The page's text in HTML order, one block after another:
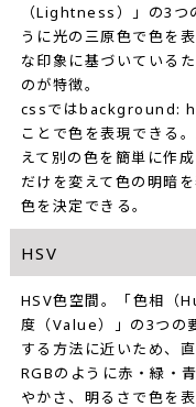
（Lightness）」の3つ
うに光の三原色で色を
な印象に基づいている
のが特徴。
cssではbackground:
ことで色を表現できる
えて別の色を簡単に作
だけを変えて色の明暗
色を決定できる。
HSV
HSV色空間。「色相（
度（Value）」の3つの
する方法に近いため、
RGBのように赤・緑・
やかさ、明るさで色を